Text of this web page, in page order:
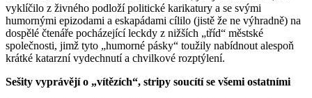
vyklíčilo z živného podloží politické karikatury a se svými
humornými epizodami a eskapádami cílilo (jistě že ne výhradně) na
dospělé čtenáře pocházející leckdy z nižších „tříd“ městské
společnosti, jimž tyto „humorné pásky“ toužily nabídnout alespoň
krátké katarzní vydechnutí a chvilkové rozptýlení.
Sešity vyprávějí o „vítězích“, stripy soucítí se všemi ostatními